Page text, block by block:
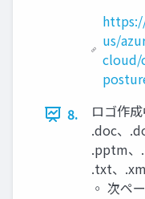
us/
cloud/
8.
ロゴ作
.doc、
.pptm、
.txt、
◦ 次ペ